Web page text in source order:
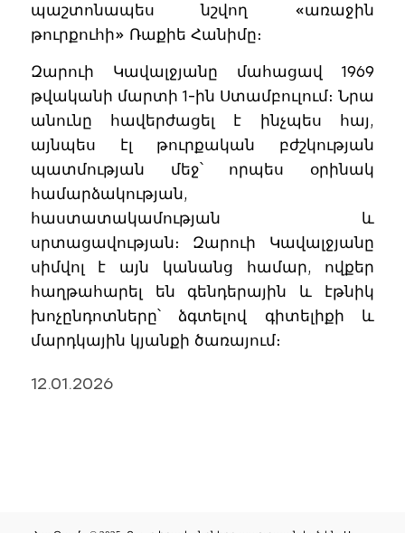
պաշտոնապես նշվող «առաջին
թուրքուհի» Ռաքիե Հանիմը։
Զարուի Կավալջյանը մահացավ 1969
թվականի մարտի 1-ին Ստամբուլում։ Նրա
անունը հավերժացել է ինչպես հայ,
այնպես էլ թուրքական բժշկության
պատմության մեջ՝ որպես օրինակ
համարձակության,
հաստատակամության և
սրտացավության։ Զարուի Կավալջյանը
սիմվոլ է այն կանանց համար, ովքեր
հաղթահարել են գենդերային և էթնիկ
խոչընդոտները՝ ձգտելով գիտելիքի և
մարդկային կյանքի ծառայում։
12.01.2026